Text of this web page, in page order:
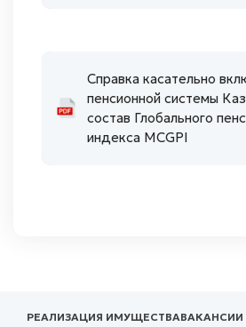
Справка касательно
пенсионной системы
состав Глобального
индекса MCGPI
РЕАЛИЗАЦИЯ ИМУЩЕСТВАВАКАНСИИ